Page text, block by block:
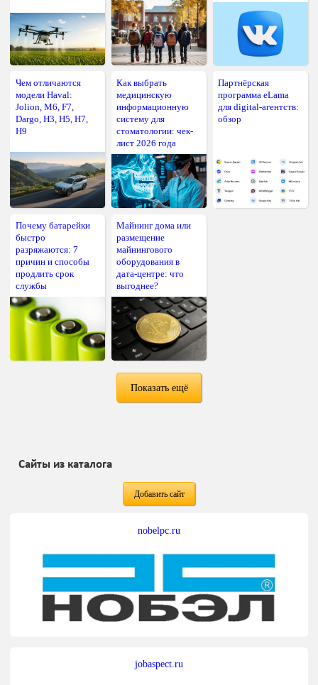
Чем отличаются
модели Haval:
Jolion, M6, F7,
Dargo, H3, H5, H7,
H9
Как выбрать
медицинскую
информационную
систему для
стоматологии: чек-
лист 2026 года
Партнёрская
программа eLama
для digital-агентств:
обзор
Почему батарейки
быстро
разряжаются: 7
причин и способы
продлить срок
службы
Майнинг дома или
размещение
майнингового
оборудования в
дата-центре: что
выгоднее?
Показать ещё
Сайты из каталога
Добавить сайт
nobelpc.ru
jobaspect.ru